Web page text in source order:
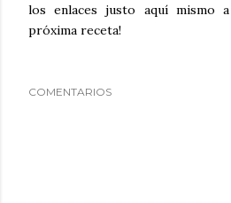
los enlaces justo aquí mismo
próxima receta!
COMENTARIOS